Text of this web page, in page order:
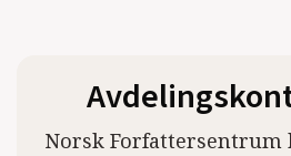
Norsk Forfattersentrum